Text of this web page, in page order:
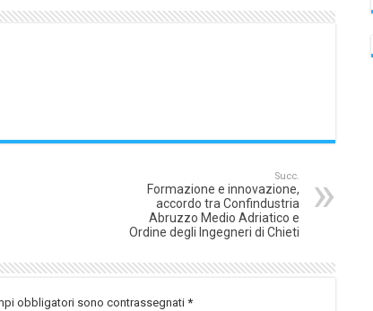
Succ.
Formazione e innovazione,
accordo tra Confindustria
Abruzzo Medio Adriatico e
Ordine degli Ingegneri di Chieti
obbligatori sono contrassegnati *